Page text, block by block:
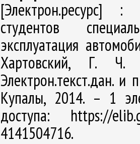
[Электрон.ресурс] :
студентов
эксплуатация
Хартовский, Г.
Электрон.текст.дан.
Купалы, 2014. – 1
доступа: https://
4141504716.